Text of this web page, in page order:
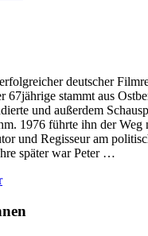
deutscher
67jährige stammt aus
und außerdem
1976 führte ihn der Weg
und Regisseur am
später war Peter …